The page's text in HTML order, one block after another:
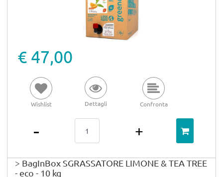
€ 47,00
Wishlist Dettagli Confronta
> BagInBox SGRASSATORE LIMONE & TEA TREE
- eco - 10 kg